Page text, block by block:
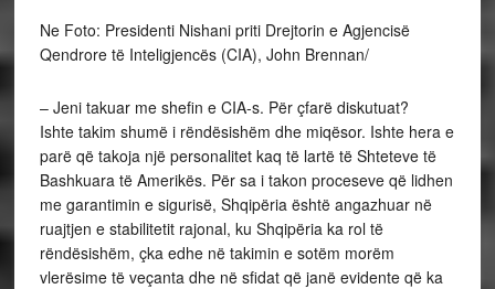
Ne Foto: Presidenti Nishani priti Drejtorin e Agjencisë
Qendrore të Inteligjencës (CIA), John Brennan/
– Jeni takuar me shefin e CIA-s. Për çfarë diskutuat?
Ishte takim shumë i rëndësishëm dhe miqësor. Ishte hera e
parë që takoja një personalitet kaq të lartë të Shteteve të
Bashkuara të Amerikës. Për sa i takon proceseve që lidhen
me garantimin e sigurisë, Shqipëria është angazhuar në
ruajtjen e stabilitetit rajonal, ku Shqipëria ka rol të
rëndësishëm, çka edhe në takimin e sotëm morëm
vlerësime të veçanta dhe në sfidat që janë evidente që ka